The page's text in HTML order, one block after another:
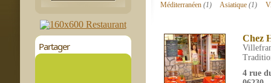
Partager
Méditerranéen (1) Asiatique(1)
Chez
4 rue